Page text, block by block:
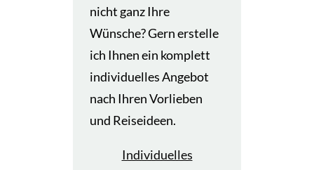
nicht ganz Ihre
Wünsche? Gern erstelle
ich Ihnen ein komplett
individuelles Angebot
nach Ihren Vorlieben
und Reiseideen.
Individuelles